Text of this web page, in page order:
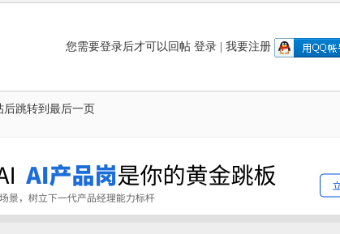
您需要登录后才可以回帖 登录| 我要注册
后跳转到最后一页